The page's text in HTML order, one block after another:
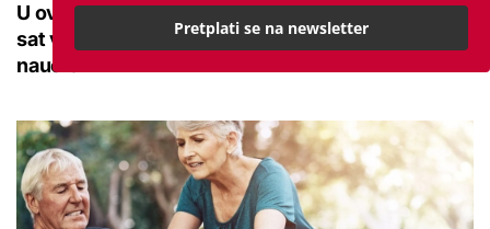
U ovoj optici rade najdetaljniji pregled vida, traje
sat vremena: Bila sam na njemu, evo što me
naučio
Pretplati se na newsletter